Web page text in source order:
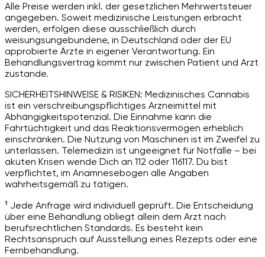
Alle Preise werden inkl. der gesetzlichen Mehrwertsteuer
angegeben. Soweit medizinische Leistungen erbracht
werden, erfolgen diese ausschließlich durch
weisungsungebundene, in Deutschland oder der EU
approbierte Ärzte in eigener Verantwortung. Ein
Behandlungsvertrag kommt nur zwischen Patient und Arzt
zustande.
SICHERHEITSHINWEISE & RISIKEN: Medizinisches Cannabis
ist ein verschreibungspflichtiges Arzneimittel mit
Abhängigkeitspotenzial. Die Einnahme kann die
Fahrtüchtigkeit und das Reaktionsvermögen erheblich
einschränken. Die Nutzung von Maschinen ist im Zweifel zu
unterlassen. Telemedizin ist ungeeignet für Notfälle – bei
akuten Krisen wende Dich an 112 oder 116117. Du bist
verpflichtet, im Anamnesebogen alle Angaben
wahrheitsgemäß zu tätigen.
¹ Jede Anfrage wird individuell geprüft. Die Entscheidung
über eine Behandlung obliegt allein dem Arzt nach
berufsrechtlichen Standards. Es besteht kein
Rechtsanspruch auf Ausstellung eines Rezepts oder eine
Fernbehandlung.